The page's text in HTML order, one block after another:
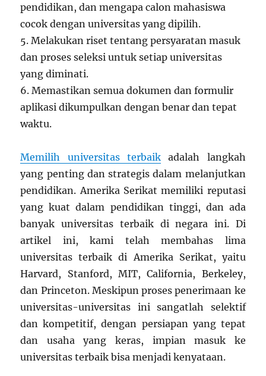
pendidikan, dan mengapa calon mahasiswa
cocok dengan universitas yang dipilih.
5. Melakukan riset tentang persyaratan masuk
dan proses seleksi untuk setiap universitas
yang diminati.
6. Memastikan semua dokumen dan formulir
aplikasi dikumpulkan dengan benar dan tepat
waktu.
Memilih universitas terbaik adalah langkah
yang penting dan strategis dalam melanjutkan
pendidikan. Amerika Serikat memiliki reputasi
yang kuat dalam pendidikan tinggi, dan ada
banyak universitas terbaik di negara ini. Di
artikel ini, kami telah membahas lima
universitas terbaik di Amerika Serikat, yaitu
Harvard, Stanford, MIT, California, Berkeley,
dan Princeton. Meskipun proses penerimaan ke
universitas-universitas ini sangatlah selektif
dan kompetitif, dengan persiapan yang tepat
dan usaha yang keras, impian masuk ke
universitas terbaik bisa menjadi kenyataan.